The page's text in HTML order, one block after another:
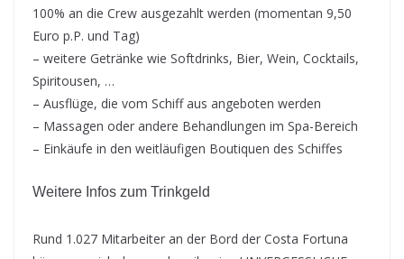
100% an die Crew ausgezahlt werden (momentan 9,50
Euro p.P. und Tag)
– weitere Getränke wie Softdrinks, Bier, Wein, Cocktails,
Spiritousen, …
– Ausflüge, die vom Schiff aus angeboten werden
– Massagen oder andere Behandlungen im Spa-Bereich
– Einkäufe in den weitläufigen Boutiquen des Schiffes
Weitere Infos zum Trinkgeld
Rund 1.027 Mitarbeiter an der Bord der Costa Fortuna